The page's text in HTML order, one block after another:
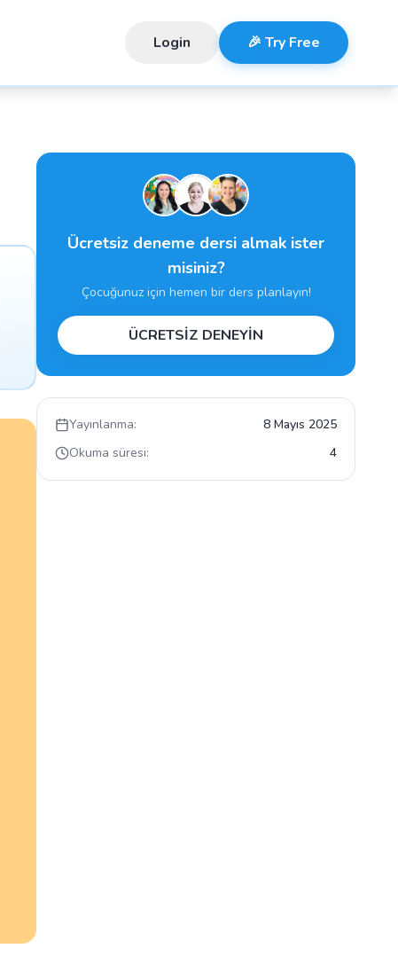
Login 🎉 Try Free
Ücretsiz deneme dersi almak ister
misiniz?
Çocuğunuz için hemen bir ders planlayın!
ÜCRETSİZ DENEYİN
Yayınlanma:
8 Mayıs 2025
Okuma süresi:
4